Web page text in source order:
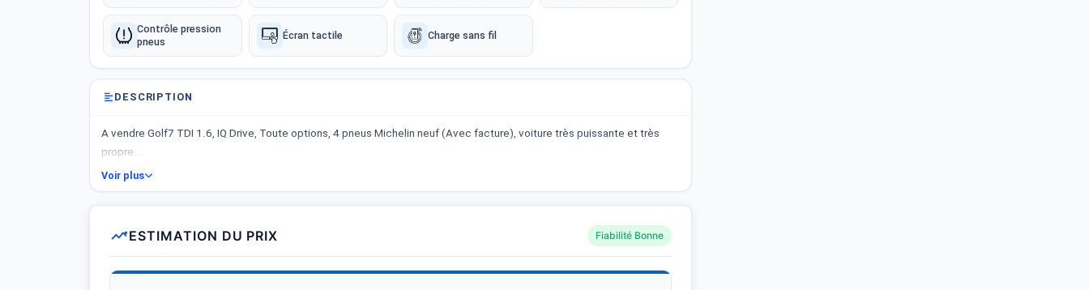
Contrôle pression
pneus
Écran tactile Charge sans fil
DESCRIPTION
A vendre Golf7 TDI 1.6, IQ Drive, Toute options, 4 pneus Michelin neuf (Avec facture), voiture très puissante et très
propre...
Voir plus
ESTIMATION DU PRIX Fiabilité Bonne